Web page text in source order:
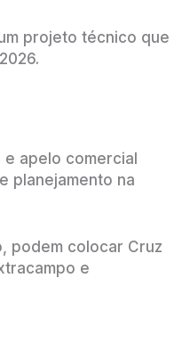
projeto técnico que
e apelo comercial
planejamento na
podem colocar Cruz
e